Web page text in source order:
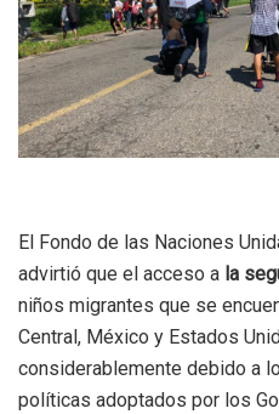
El Fondo de las Naciones
advirtió que el acceso a la
niños migrantes que se
Central, México y Estados
considerablemente debido a
políticas adoptados por los